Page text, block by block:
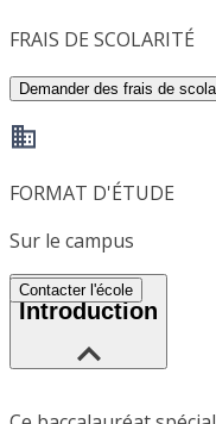
FRAIS DE SCOLARITÉ
Demander des frais de
FORMAT D'ÉTUDE
Sur le campus
Contacter l'école
Introduction